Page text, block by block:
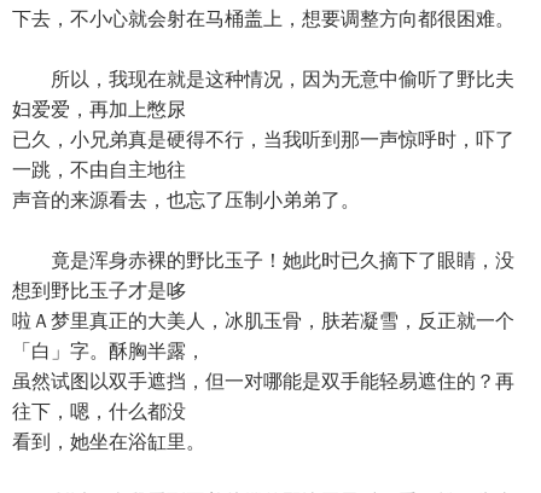
下去，不小心就会射在马桶盖上，想要调整方向都很困难。
所以，我现在就是这种情况，因为无意中偷听了野比夫
妇爱爱，再加上憋尿
已久，小兄弟真是硬得不行，当我听到那一声惊呼时，吓了
一跳，不由自主地往
声音的来源看去，也忘了压制小弟弟了。
竟是浑身赤裸的野比玉子！她此时已久摘下了眼睛，没
想到野比玉子才是哆
啦Ａ梦里真正的大美人，冰肌玉骨，肤若凝雪，反正就一个
「白」字。酥胸半露，
虽然试图以双手遮挡，但一对哪能是双手能轻易遮住的？再
往下，嗯，什么都没
看到，她坐在浴缸里。